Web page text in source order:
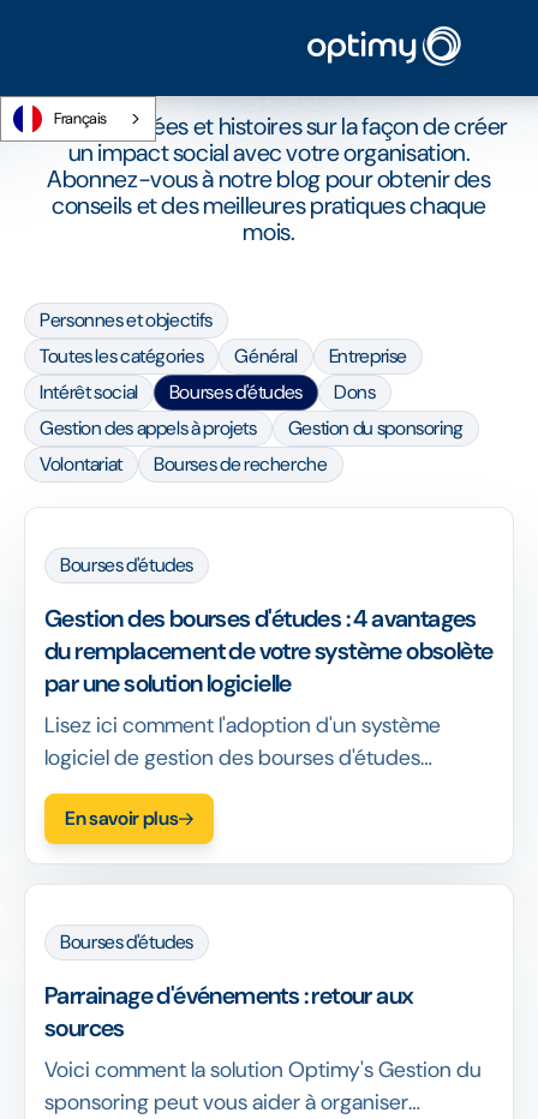
Français
Bourses d'études
Nouvelles, idées et histoires sur la façon de créer
un impact social avec votre organisation.
Abonnez-vous à notre blog pour obtenir des
conseils et des meilleures pratiques chaque
mois.
Personnes et objectifs
Toutes les catégories
Général
Entreprise
Intérêt social
Bourses d'études
Dons
Gestion des appels à projets
Gestion du sponsoring
Volontariat
Bourses de recherche
Bourses d'études
Gestion des bourses d'études : 4 avantages
du remplacement de votre système obsolète
par une solution logicielle
Lisez ici comment l'adoption d'un système
logiciel de gestion des bourses d'études
profitera à votre organisation en augmentant
votre impact social et commercial.
En savoir plus
Bourses d'études
Parrainage d'événements : retour aux
sources
Voici comment la solution Optimy's Gestion du
sponsoring peut vous aider à organiser